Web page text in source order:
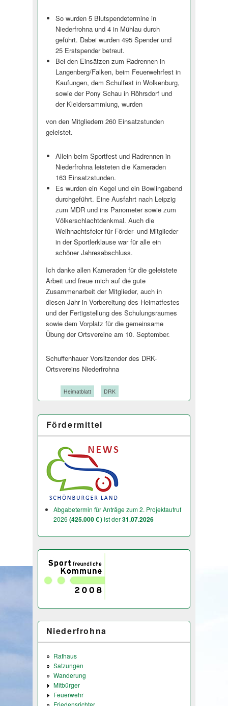
So wurden 5 Blutspendetermine in
Niederfrohna und 4 in Mühlau durch
geführt. Dabei wurden 495 Spender und
25 Erstspender betreut.
Bei den Einsätzen zum Radrennen in
Langenberg/Falken, beim Feuerwehrfest in
Kaufungen, dem Schulfest in Wolkenburg,
sowie der Pony Schau in Röhrsdorf und
der Kleidersammlun­g, wurden
von den Mitgliedern 260 Einsatzstunden
geleistet.
Allein beim Sportfest und Radrennen in
Niederfrohna leisteten die Kameraden
163 Einsatzstunden.
Es wurden ein Kegel und ein Bowlingabend
durchgeführt. Eine Ausfahrt nach Leipzig
zum MDR und ins Panometer sowie zum
Völkerschlachtden­kmal. Auch die
Weihnachtsfeier für Förder- und Mitglieder
in der Sportlerklause war für alle ein
schöner Jahresabschluss.
Ich danke allen Kameraden für die geleistete
Arbeit und freue mich auf die gute
Zusammenarbeit der Mitglieder, auch in
diesen Jahr in Vorbereitung des Heimatfestes
und der Fertigstellung des Schulungsraumes
sowie dem Vorplatz für die gemeinsame
Übung der Ortsvereine am 10. September.
Schuffenhauer Vorsitzender des DRK-
Ortsvereins Niederfrohna
Heimatblatt DRK
Fördermittel
Abgabetermin für Anträge zum 2. Projektaufruf
2026 (425.000 € )ist der31.07.2026
Niederfrohna
Rathaus
Satzungen
Wanderung
Mitbürger
Feuerwehr